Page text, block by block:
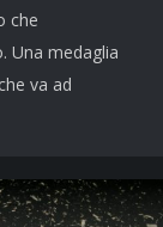
che
Una medaglia
va ad